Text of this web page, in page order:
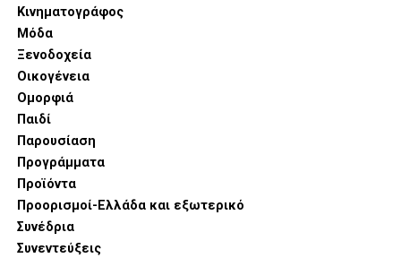
Κινηματογράφος
Μόδα
Ξενοδοχεία
Οικογένεια
Ομορφιά
Παιδί
Παρουσίαση
Προγράμματα
Προϊόντα
Προορισμοί-Ελλάδα και εξωτερικό
Συνέδρια
Συνεντεύξεις